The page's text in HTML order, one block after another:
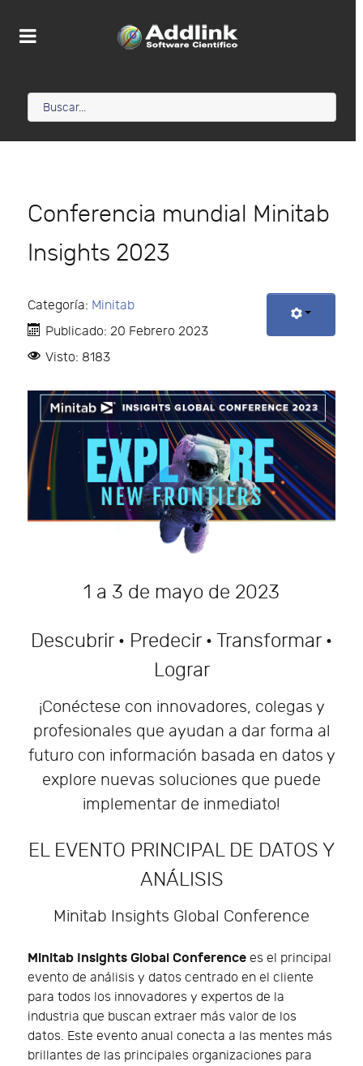
Conferencia mundial Minitab
Insights 2023
Categoría: Minitab
Publicado: 20 Febrero 2023
Visto: 8183
1 a 3 de mayo de 2023
Descubrir · Predecir · Transformar ·
Lograr
¡Conéctese con innovadores, colegas y
profesionales que ayudan a dar forma al
futuro con información basada en datos y
explore nuevas soluciones que puede
implementar de inmediato!
EL EVENTO PRINCIPAL DE DATOS Y
ANÁLISIS
Minitab Insights Global Conference
Minitab Insights Global Conference es el principal
evento de análisis y datos centrado en el cliente
para todos los innovadores y expertos de la
industria que buscan extraer más valor de los
datos. Este evento anual conecta a las mentes más
brillantes de las principales organizaciones para